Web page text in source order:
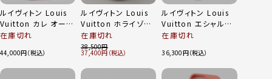
ルイヴィトン Louis
Vuitton カレ オール
ザ ストラップス シル
M77364 マルチカラ
ー
在庫切れ
44,000
ルイヴィトン Louis
Vuitton ホライゾン
モノグラム
Bluetooth ワイヤレ
スイヤホン QAB010
ブラック
在庫切れ
38,500
37,400
ルイヴィトン Louis
Vuitton エシャルプ
ロゴマニアシャイン
M70466 ピンク
在庫切れ
36,300